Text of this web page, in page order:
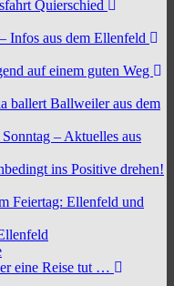
Quierschied
Infos aus dem Ellenfeld
auf einem guten Weg
ballert Ballweiler aus dem
– Aktuelles aus
ins Positive drehen!
Feiertag: Ellenfeld und
eine Reise tut …